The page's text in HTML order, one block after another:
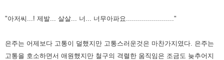
"아저씨...! 제발... 살살... 너... 너무아파요........................"
은주는 어제보다 고통이 덜했지만 고통스러운것은 마찬가지였다. 은주는
고통을 호소하면서 애원했지만 철구의 격렬한 움직임은 조금도 늦추어지